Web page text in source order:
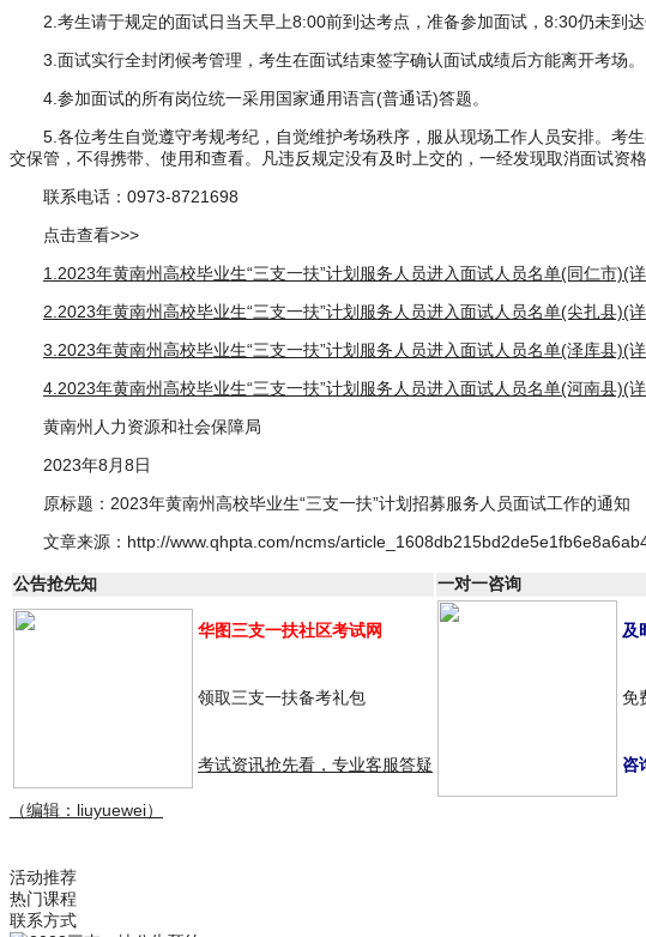
2.考生请于规定的面试日当天早上8:00前到达考点，准备参加面试，8:30仍未到达
3.面试实行全封闭候考管理，考生在面试结束签字确认面试成绩后方能离开考场。
4.参加面试的所有岗位统一采用国家通用语言(普通话)答题。
5.各位考生自觉遵守考规考纪，自觉维护考场秩序，服从现场工作人员安排。考
交保管，不得携带、使用和查看。凡违反规定没有及时上交的，一经发现取消面试资格
联系电话：0973-8721698
点击查看>>>
1.2023年黄南州高校毕业生“三支一扶”计划服务人员进入面试人员名单(同仁市)(
2.2023年黄南州高校毕业生“三支一扶”计划服务人员进入面试人员名单(尖扎县)(
3.2023年黄南州高校毕业生“三支一扶”计划服务人员进入面试人员名单(泽库县)(
4.2023年黄南州高校毕业生“三支一扶”计划服务人员进入面试人员名单(河南县)(
黄南州人力资源和社会保障局
2023年8月8日
原标题：2023年黄南州高校毕业生“三支一扶”计划招募服务人员面试工作的通知
文章来源：http://www.qhpta.com/ncms/
公告抢先知 一对一咨询
华图三支一扶社区考试网 及
领取三支一扶备考礼包 免
考试资讯抢先看，专业客服答疑 咨
（编辑：liuyuewei）
活动推荐
热门课程
联系方式